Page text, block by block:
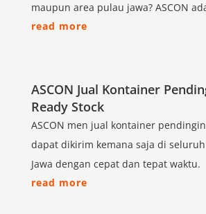
maupun area pulau jawa? ASCON
read more
ASCON Jual Kontainer
Ready Stock
ASCON men jual kontainer
dapat dikirim kemana saja di
Jawa dengan cepat dan tepat waktu.
read more